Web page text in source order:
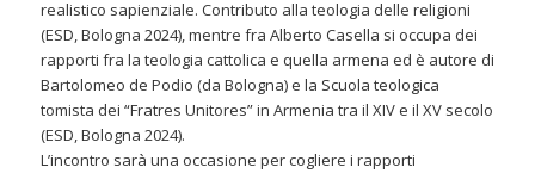
realistico sapienziale. Contributo alla teologia delle religioni
(ESD, Bologna 2024), mentre fra Alberto Casella si occupa dei
rapporti fra la teologia cattolica e quella armena ed è autore di
Bartolomeo de Podio (da Bologna) e la Scuola teologica
tomista dei “Fratres Unitores” in Armenia tra il XIV e il XV secolo
(ESD, Bologna 2024).
L’incontro sarà una occasione per cogliere i rapporti